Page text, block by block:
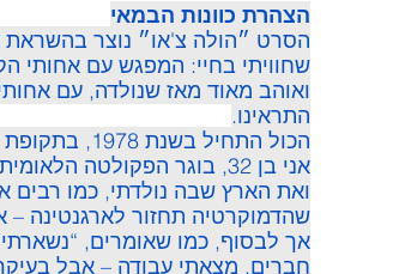
הצהרת כוונות הבמאי
הסרט ״הולה צ'או״ נוצר בהשראת
שחוויתי בחיי: המפגש עם אחותי
ואוהב מאוד מאז שנולדה, עם
התראינו.
הכול התחיל בשנת 1978, בתקופת הדיקטטורה הצבאית בארגנטינה.
אני בן 32, בוגר הפקולטה
ואת הארץ שבה נולדתי, כמו רבים
שהדמוקרטיה תחזור לארגנטינה
אך לבסוף, כמו שאומרים,
חברים, מצאתי עבודה – אבל